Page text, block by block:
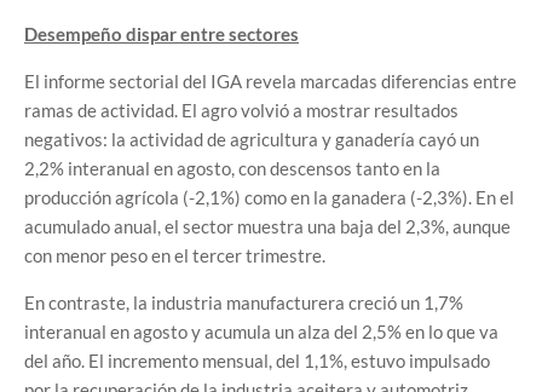
Desempeño dispar entre sectores
El informe sectorial del IGA revela marcadas diferencias entre
ramas de actividad. El agro volvió a mostrar resultados
negativos: la actividad de agricultura y ganadería cayó un
2,2% interanual en agosto, con descensos tanto en la
producción agrícola (-2,1%) como en la ganadera (-2,3%). En el
acumulado anual, el sector muestra una baja del 2,3%, aunque
con menor peso en el tercer trimestre.
En contraste, la industria manufacturera creció un 1,7%
interanual en agosto y acumula un alza del 2,5% en lo que va
del año. El incremento mensual, del 1,1%, estuvo impulsado